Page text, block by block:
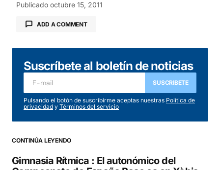
Publicado octubre 15, 2011
ADD A COMMENT
Tu dirección de correo electrónico no será
publicada. Los campos obligatorios están
marcados con
Comentario*
Suscríbete al boletín de noticias
SUSCRIBETE
Pulsando el botón de suscribirme aceptas nuestras Política de
privacidad y Términos del servicio
CONTINÚA LEYENDO
Gimnasia Rítmica : El autonómico del